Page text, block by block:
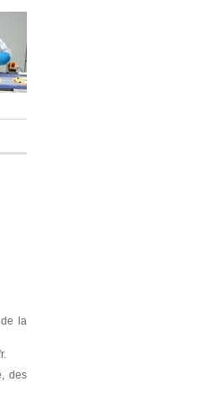
la
des